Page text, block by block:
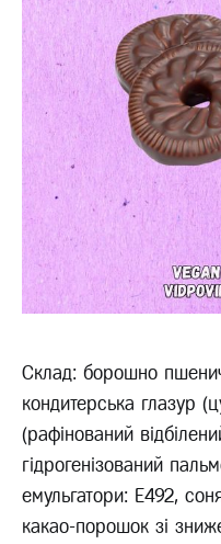
Склад: борошно
кондитерська глазур
(рафінований
гідрогенізований
емульгатори: Е492,
какао-порошок зі